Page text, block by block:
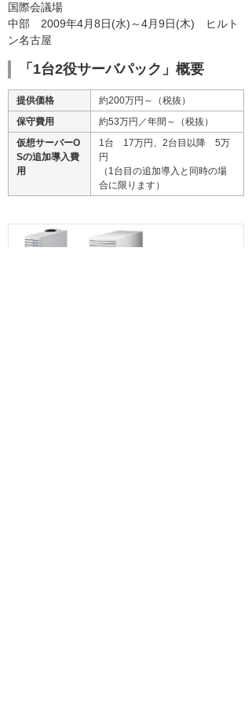
国際会議場
中部 2009年4月8日(水)～4月9日(木) ヒルト
ン名古屋
「1台2役サーバパック」概要
提供価格
約200万円～（税抜）
保守費用
約53万円／年間～（税抜）
仮想サーバーO
Sの追加導入費
用
1台 17万円、2台目以降 5万
円
（1台目の追加導入と同時の場
合に限ります）